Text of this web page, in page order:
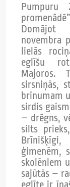
Pumpuru
Domājot
novembra
lielās
eglīšu
Majoros.
sirsniņās,
brīnumam
sirdis
– drēgns,
silts
ģimenēm,
skolēniem
sajūtās –
eglīte ir